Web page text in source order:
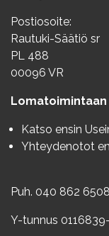
Postiosoite:
Rautuki-Säätiö sr
PL 488
00096 VR
Katso ensin
Yhteydenotot
Puh. 040 862
Y-tunnus